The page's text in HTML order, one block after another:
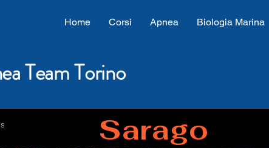
Home Corsi Apnea Biologia Marina
Team Torino
Sarago